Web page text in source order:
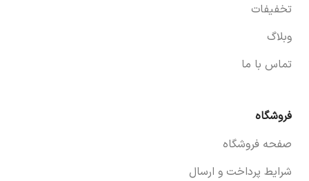
تخفیفات
وبلاگ
تماس با ما
فروشگاه
صفحه فروشگاه
شرایط پرداخت و ارسال